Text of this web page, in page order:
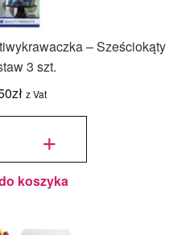
– Sześciokąty
3 szt.
zł z Vat
-
szt. +
koszyka